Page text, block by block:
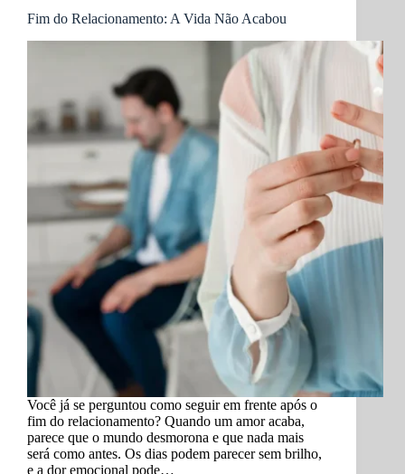
Fim do Relacionamento: A Vida Não Acabou
Você já se perguntou como seguir em frente após o
fim do relacionamento? Quando um amor acaba,
parece que o mundo desmorona e que nada mais
será como antes. Os dias podem parecer sem brilho,
e a dor emocional pode…